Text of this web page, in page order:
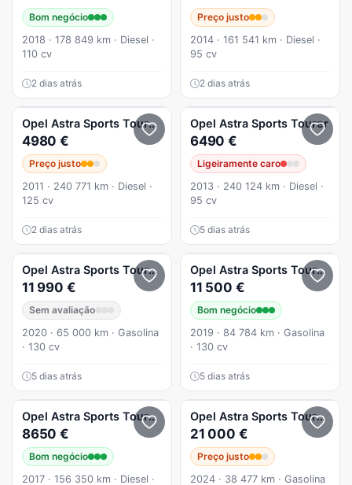
Bom negócio
2018 · 178 849 km · Diesel ·
110 cv
2 dias atrás
Preço justo
2014 · 161 541 km · Diesel ·
95 cv
2 dias atrás
Opel Astra Sports Tourer 1.7 CDTi Cosmo
4980 €
Preço justo
2011 · 240 771 km · Diesel ·
125 cv
2 dias atrás
Opel Astra Sports Tourer
6490 €
Ligeiramente caro
2013 · 240 124 km · Diesel ·
95 cv
5 dias atrás
Opel Astra Sports Tourer 1.2 T GS Line S/S
11 990 €
Sem avaliação
2020 · 65 000 km · Gasolina
· 130 cv
5 dias atrás
Opel Astra Sports Tourer 1.2
11 500 €
Bom negócio
2019 · 84 784 km · Gasolina
· 130 cv
5 dias atrás
Opel Astra Sports Tourer 1.6 CDTI Business Edition S/S
8650 €
Bom negócio
2017 · 156 350 km · Diesel ·
Opel Astra Sports Tourer 1.2
21 000 €
Preço justo
2024 · 38 477 km · Gasolina